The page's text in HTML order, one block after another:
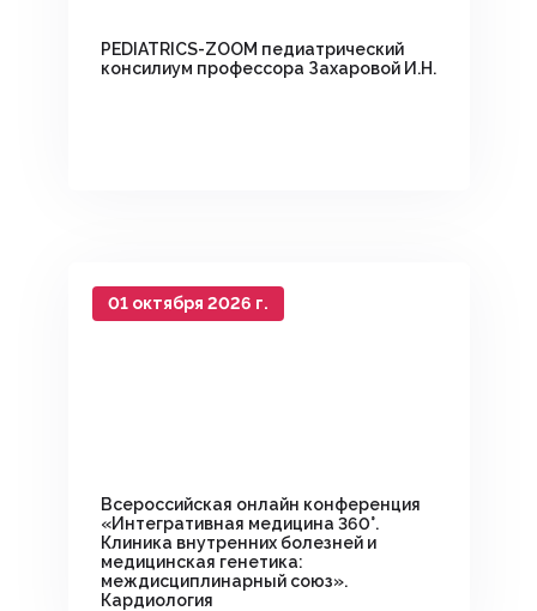
PEDIATRICS-ZOOM педиатрический
консилиум профессора Захаровой И.Н.
01 октября 2026 г.
Всероссийская онлайн конференция
«Интегративная медицина 360°.
Клиника внутренних болезней и
медицинская генетика:
междисциплинарный союз».
Кардиология